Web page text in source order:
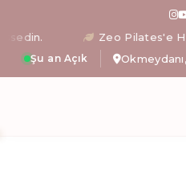
Zeo Pilates:
Zeynep Işıklı
Zeo Pilates'e Hoş
Şu an Açık